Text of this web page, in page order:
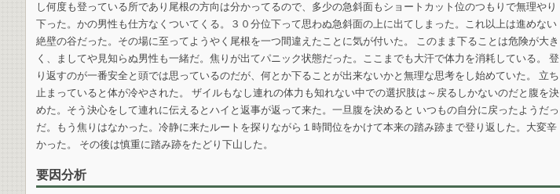
し何度も登っている所であり尾根の方向は分かってるので、多少の急斜面もショートカット位のつもりで無理やり
下った。かの男性も仕方なくついてくる。３０分位下って思わぬ急斜面の上に出てしまった。これ以上は進めない
絶壁の谷だった。その場に至ってようやく尾根を一つ間違えたことに気が付いた。 このまま下ることは危険が大き
く、ましてや見知らぬ男性も一緒だ。焦りが出てパニック状態だった。ここまでも大汗で体力を消耗している。 登
り返すのが一番安全と頭では思っているのだが、何とか下ることが出来ないかと無理な思考をし始めていた。 立ち
止まっていると体が冷やされた。 ザイルもなし連れの体力も知れない中での選択肢は～戻るしかないのだと腹を決
めた。そう決心をして連れに伝えるとハイと返事が返って来た。一旦腹を決めると いつもの自分に戻ったようだっ
だ。もう焦りはなかった。冷静に来たルートを探りながら１時間位をかけて本来の踏み跡まで登り返した。大変辛
かった。 その後は慎重に踏み跡をたどり下山した。
要因分析